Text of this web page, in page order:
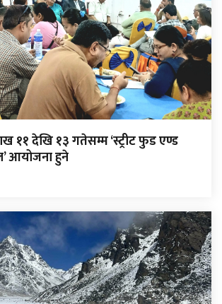
११ देखि १३ गतेसम्म ‘स्ट्रीट फुड एण्ड
आयोजना हुने